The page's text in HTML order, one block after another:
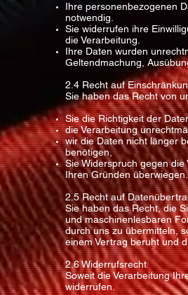
Ihre personenbezogenen
notwendig.
Sie widerrufen ihre
die Verarbeitung.
Ihre Daten wurden
Geltendmachung,
2.4 Recht auf
Sie haben das Recht von
Sie die Richtigkeit der
die Verarbeitung
wir die Daten nicht länger
benötigen,
Sie Widerspruch gegen
Ihren Gründen überwiegen.
2.5 Recht auf
Sie haben das Recht, die
und maschinenlesbaren
durch uns zu übermitteln,
einem Vertrag beruht und
2.6 Widerrufsrecht
Soweit die Verarbeitung
widerrufen.